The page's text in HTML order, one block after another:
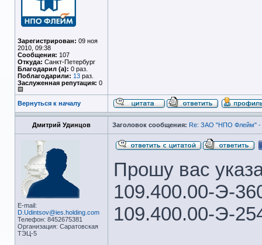
Зарегистрирован: 09 ноя
2010, 09:38
Сообщения: 107
Откуда: Санкт-Петербург
Благодарил (а): 0 раз.
Поблагодарили: 13 раз.
Заслуженная репутация: 0
Вернуться к началу
Дмитрий Удинцов Заголовок сообщения: Re: ЗАО "НПО Флейм" -
E-mail:
D.Udintsov@ies.holding.com
Телефон: 8452675381
Организация: Саратовская
ТЭЦ-5
Прошу вас
109.400.00-Э-
109.400.00-Э-